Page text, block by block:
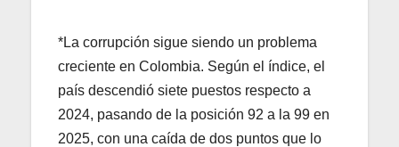
*La corrupción sigue siendo un problema
creciente en Colombia. Según el índice, el
país descendió siete puestos respecto a
2024, pasando de la posición 92 a la 99 en
2025, con una caída de dos puntos que lo